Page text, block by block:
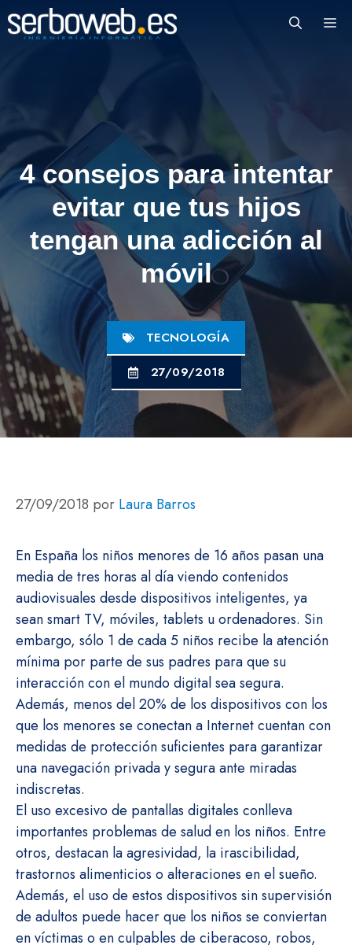
Saltar
al
4 consejos para intentar
evitar que tus hijos
tengan una adicción al
móvil
TECNOLOGÍA
27/09/2018
27/09/2018 por Laura Barros
En España los niños menores de 16 años pasan una
media de tres horas al día viendo contenidos
audiovisuales desde dispositivos inteligentes, ya
sean smart TV, móviles, tablets u ordenadores. Sin
embargo, sólo 1 de cada 5 niños recibe la atención
mínima por parte de sus padres para que su
interacción con el mundo digital sea segura.
Además, menos del 20% de los dispositivos con los
que los menores se conectan a Internet cuentan con
medidas de protección suficientes para garantizar
una navegación privada y segura ante miradas
indiscretas.
El uso excesivo de pantallas digitales conlleva
importantes problemas de salud en los niños. Entre
otros, destacan la agresividad, la irascibilidad,
trastornos alimenticios o alteraciones en el sueño.
Además, el uso de estos dispositivos sin supervisión
de adultos puede hacer que los niños se conviertan
en víctimas o en culpables de ciberacoso, robos,